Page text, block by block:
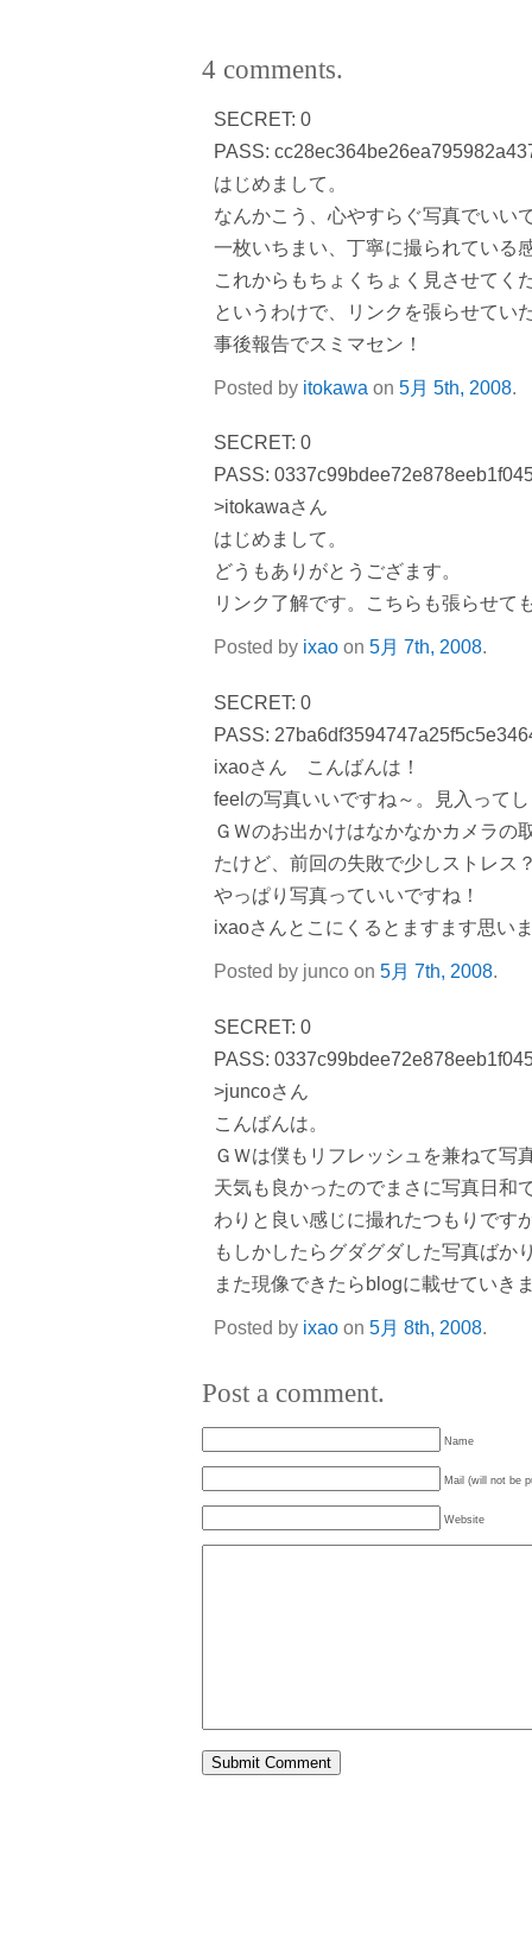
4 comments.
SECRET: 0
PASS:
はじめまして。
なんかこう、心やすらぐ写真でいい
一枚いちまい、丁寧に撮られている
これからもちょくちょく見させてく
というわけで、リンクを張らせてい
事後報告でスミマセン！
Posted by itokawa on 5月 5th, 2008.
SECRET: 0
PASS:
>itokawaさん
はじめまして。
どうもありがとうござます。
リンク了解です。こちらも張らせて
Posted by ixao on 5月 7th, 2008.
SECRET: 0
PASS:
ixaoさん こんばんは！
feelの写真いいですね～。見入って
ＧＷのお出かけはなかなかカメラの
たけど、前回の失敗で少しストレス
やっぱり写真っていいですね！
ixaoさんとこにくるとますます思い
Posted by junco on 5月 7th, 2008.
SECRET: 0
PASS:
>juncoさん
こんばんは。
ＧＷは僕もリフレッシュを兼ねて写
天気も良かったのでまさに写真日和
わりと良い感じに撮れたつもりです
もしかしたらグダグダした写真ばか
また現像できたらblogに載せていき
Posted by ixao on 5月 8th, 2008.
Post a comment.
Name
Mail (will not be
Website